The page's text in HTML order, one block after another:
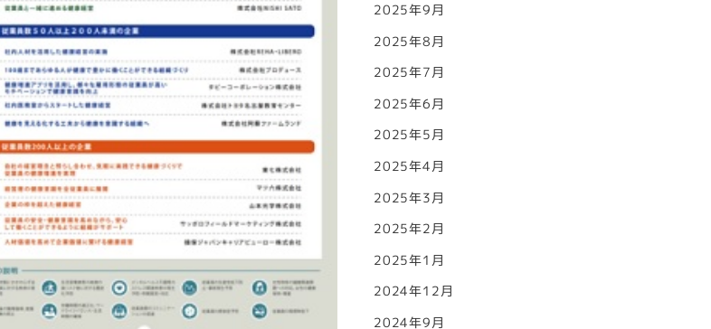
2025年9月
2025年8月
2025年7月
2025年6月
2025年5月
2025年4月
2025年3月
2025年2月
2025年1月
2024年12月
2024年9月